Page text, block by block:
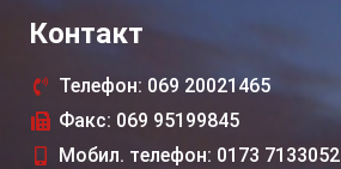
Контакт
Телефон: 069 20021465
Факс: 069 95199845
Мобил. телефон: 0173 7133052